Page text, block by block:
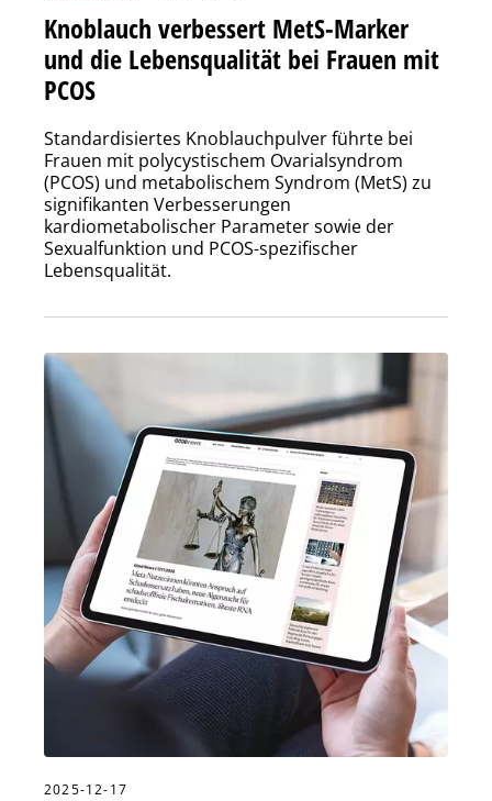
Knoblauch verbessert MetS-Marker
und die Lebensqualität bei Frauen mit
PCOS
Standardisiertes Knoblauchpulver führte bei
Frauen mit polycystischem Ovarialsyndrom
(PCOS) und metabolischem Syndrom (MetS) zu
signifikanten Verbesserungen
kardiometabolischer Parameter sowie der
Sexualfunktion und PCOS-spezifischer
Lebensqualität.
2025-12-17